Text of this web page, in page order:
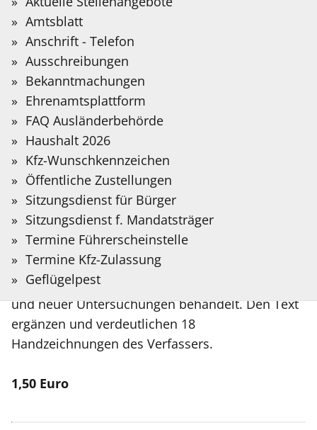
Volkskunde
Publikationen
Band 1
Eine alte Coesfelder Flora
Fridolin Neu (1965)
In dieser kleinen Broschüre werden die
Wandlungen der Coesfelder Pflanzenwelt seit
dem Jahr 1840 aufgrund alter Aufzeichnungen
und neuer Untersuchungen behandelt. Den Text
ergänzen und verdeutlichen 18
Handzeichnungen des Verfassers.
1,50 Euro
Gebärdensprache
Auf der folgenden Seite stellen wir Informationen
in Deutscher Gebärdensprache bereit, die mit
Hilfe Künstlicher Intelligenz übersetzt wurden.
Gebärdensprache
Kontaktformular
suchen
Sie?
Bitte
Suchbegriff
eingeben.
Amtsblatt
Anschrift - Telefon
Ausschreibungen
Bekanntmachungen
Ehrenamtsplattform
FAQ Ausländerbehörde
Haushalt 2026
Kfz-Wunschkennzeichen
Öffentliche Zustellungen
Sitzungsdienst für Bürger
Sitzungsdienst f. Mandatsträger
Termine Führerscheinstelle
Termine Kfz-Zulassung
Geflügelpest